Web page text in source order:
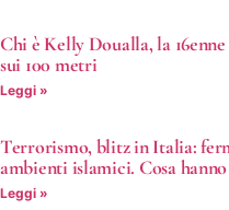
Chi è Kelly Doualla, la
sui 100 metri
Leggi »
Terrorismo, blitz in Italia:
ambienti islamici. Cosa
Leggi »